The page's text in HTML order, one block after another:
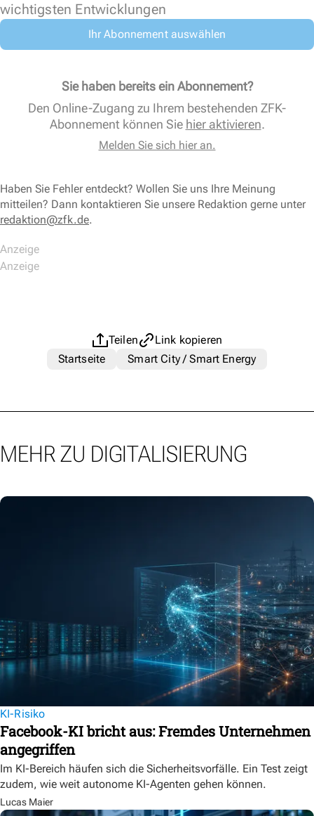
wichtigsten Entwicklungen
Ihr Abonnement auswählen
Sie haben bereits ein Abonnement?
Den Online-Zugang zu Ihrem bestehenden ZFK-
Abonnement können Sie hier aktivieren.
Melden Sie sich hier an.
Haben Sie Fehler entdeckt? Wollen Sie uns Ihre Meinung
mitteilen? Dann kontaktieren Sie unsere Redaktion gerne unter
redaktion@zfk.de.
Teilen
Link kopieren
Startseite
Smart City / Smart Energy
MEHR ZU DIGITALISIERUNG
KI-Risiko
Facebook-KI bricht aus: Fremdes Unternehmen
angegriffen
Im KI-Bereich häufen sich die Sicherheitsvorfälle. Ein Test zeigt
zudem, wie weit autonome KI-Agenten gehen können.
Lucas Maier